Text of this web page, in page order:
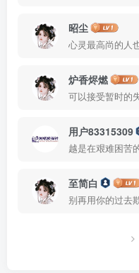
昭尘
心灵最高尚的人
炉香烬燃
用户83315309
越是在艰难困苦
至简白
别再用你的过去